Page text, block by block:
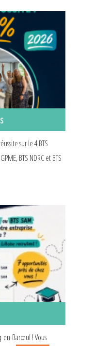
sur le 4 BTS
BTS NDRC et BTS
en-Barœul ! Vous